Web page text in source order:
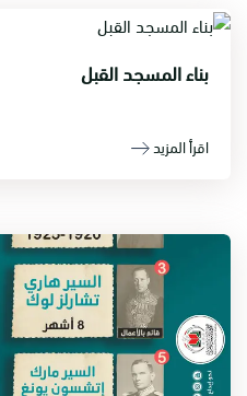
بناء المسجد القبل
اقرأ المزيد